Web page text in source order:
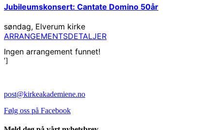
Jubileumskonsert: Cantate Domino 50år
søndag, Elverum kirke
ARRANGEMENTSDETALJER
Ingen arrangement funnet!
']
post@kirkeakademiene.no
Følg oss på Facebook